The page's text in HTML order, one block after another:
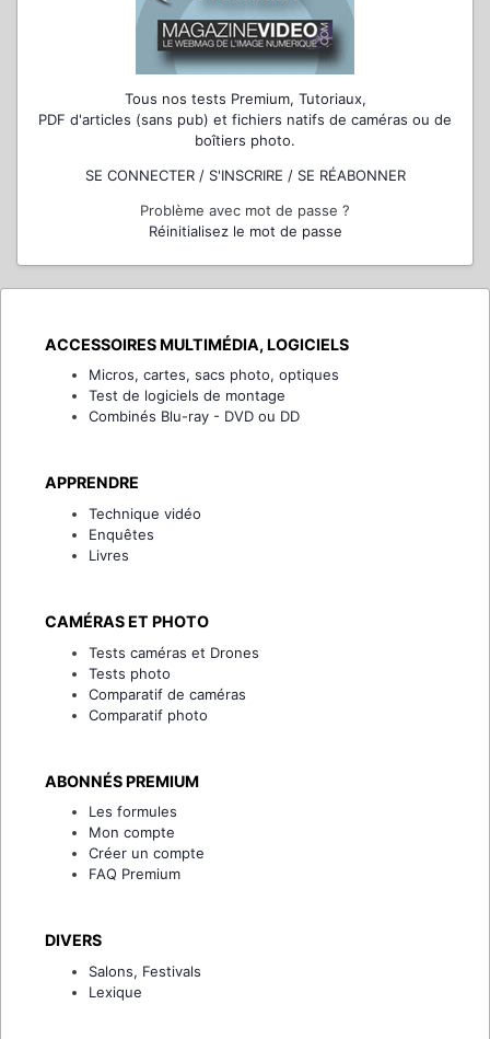
Tous nos tests Premium, Tutoriaux,
PDF d'articles (sans pub) et fichiers natifs de caméras ou de
boîtiers photo.
SE CONNECTER / S'INSCRIRE / SE RÉABONNER
Problème avec mot de passe ?
Réinitialisez le mot de passe
ACCESSOIRES MULTIMÉDIA, LOGICIELS
Micros, cartes, sacs photo, optiques
Test de logiciels de montage
Combinés Blu-ray - DVD ou DD
APPRENDRE
Technique vidéo
Enquêtes
Livres
CAMÉRAS ET PHOTO
Tests caméras et Drones
Tests photo
Comparatif de caméras
Comparatif photo
ABONNÉS PREMIUM
Les formules
Mon compte
Créer un compte
FAQ Premium
DIVERS
Salons, Festivals
Lexique